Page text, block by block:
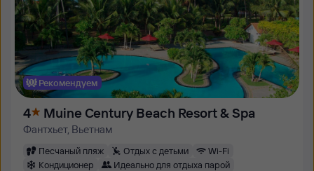
Рекомендуем
4 Muine Century Beach Resort & Spa
Фантхьет, Вьетнам
Песчаный пляж Отдых с детьми
Wi-Fi
Кондиционер
Идеально для отдыха парой